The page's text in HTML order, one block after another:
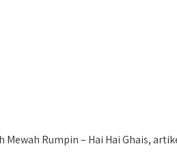
Rumpin – Hai Hai Ghais,